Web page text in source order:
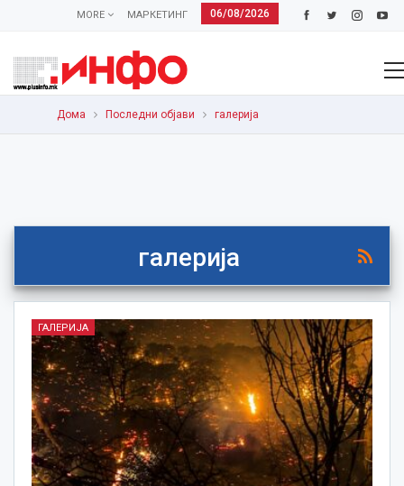
06/08/2026
МАРКЕТИНГ
MORE
Дома Последни објави галерија
галерија
ГАЛЕРИЈА